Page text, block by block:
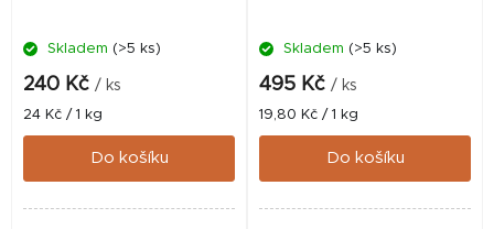
Skladem (>5 ks)
240 Kč / ks
Měrná
cena:
24 Kč / 1 kg
Do košíku
Skladem (>5 ks)
495 Kč / ks
Měrná
cena:
19,80 Kč / 1 kg
Do košíku